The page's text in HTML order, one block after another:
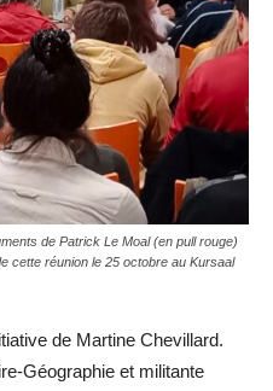
de Patrick Le Moal (en pull rouge)
cette réunion le 25 octobre au Kursaal
de Martine Chevillard.
Géographie et militante